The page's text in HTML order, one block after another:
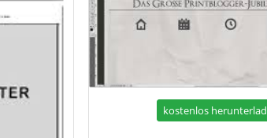
kostenlos